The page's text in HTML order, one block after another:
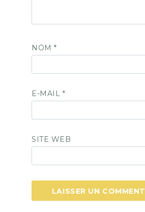
NOM*
E-MAIL *
SITE WEB